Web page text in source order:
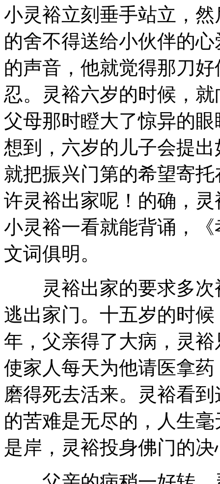
小灵裕立刻垂手站立，
的舍不得送给小伙伴的
的声音，他就觉得那刀
忍。灵裕六岁的时候，
父母那时瞪大了惊异的
想到，六岁的儿子会提
就把振兴门第的希望寄
许灵裕出家呢！的确，
小灵裕一看就能背诵，
文词俱明。
灵裕出家的要求多次
逃出家门。十五岁的时
年，父亲得了大病，灵
使家人每天为他请医拿
磨得死去活来。灵裕看
的苦难是无尽的，人生
是岸，灵裕投身佛门的